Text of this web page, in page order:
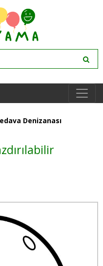
Denizanası